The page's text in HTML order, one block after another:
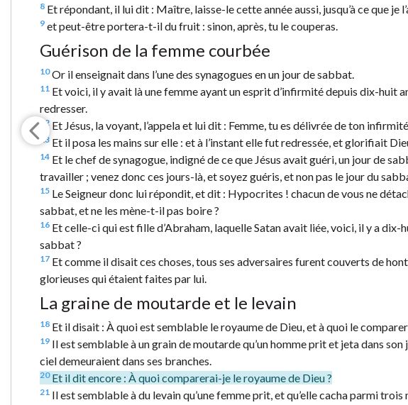
8 Et répondant, il lui dit : Maître, laisse-le cette année aussi, jusqu’à ce que je
9 et peut-être portera-t-il du fruit : sinon, après, tu le couperas.
Guérison de la femme courbée
10Or il enseignait dans l’une des synagogues en un jour de sabbat.
11 Et voici, il y avait là une femme ayant un esprit d’infirmité depuis dix-huit
redresser.
12 Et Jésus, la voyant, l’appela et lui dit : Femme, tu es délivrée de ton
13 Et il posa les mains sur elle : et à l’instant elle fut redressée, et glorifiait
14 Et le chef de synagogue, indigné de ce que Jésus avait guéri, un jour de
travailler ; venez donc ces jours-là, et soyez guéris, et non pas le jour du
15 Le Seigneur donc lui répondit, et dit : Hypocrites ! chacun de vous ne
sabbat, et ne les mène-t-il pas boire ?
16 Et celle-ci qui est fille d’Abraham, laquelle Satan avait liée, voici, il y a
sabbat ?
17 Et comme il disait ces choses, tous ses adversaires furent couverts de
glorieuses qui étaient faites par lui.
La graine de moutarde et le levain
18 Et il disait : À quoi est semblable le royaume de Dieu, et à quoi le
19 Il est semblable à un grain de moutarde qu’un homme prit et jeta dans
ciel demeuraient dans ses branches.
20Et il dit encore : À quoi comparerai-je le royaume de Dieu ?
21 Il est semblable à du levain qu’une femme prit, et qu’elle cacha parmi